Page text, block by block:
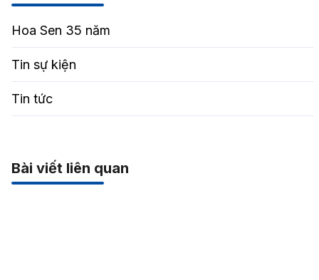
Hoa Sen 35 năm
Tin sự kiện
Tin tức
Bài viết liên quan